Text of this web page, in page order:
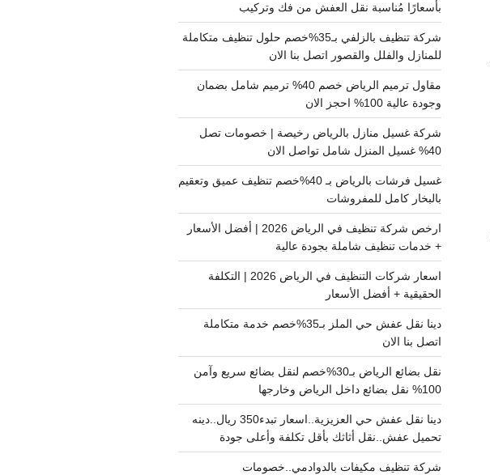
بأسعارًا مُناسبة نقل العفش من فك وتركيب
شركة تنظيف بالزلفي بـ35%خصم حلول تنظيف متكاملة
للمنازل والفلل والقصور اتصل بنا الان
مقاول ترميم الرياض خصم 40% ترميم شامل بضمان
وجودة عالية 100% احجز الان
شركة غسيل منازل بالرياض رخيصة | خصومات تصل
40% غسيل المنزل شامل تواصل الان
غسيل فرشات بالرياض بـ 40%خصم تنظيف عميق وتعقيم
بالبخار كامل للمفروشات
ارخص شركة تنظيف في الرياض 2026 | أفضل الأسعار
+ خدمات تنظيف شاملة بجودة عالية
اسعار شركات التنظيف في الرياض 2026 | التكلفة
الحقيقية + أفضل الأسعار
دينا نقل عفش حي الملز بـ35%خصم خدمة متكاملة
اتصل بنا الان
نقل بضائع الرياض بـ30%خصم لنقل بضائع سريع وآمن
100% نقل بضائع داخل الرياض وخارجها
دينا نقل عفش حي العزيزية..اسعار تبدء350 ريال..دينه
تحميل عفش..نقل أثاثك بأقل تكلفة وأعلى جودة
شركة تنظيف مكيفات بالدوادمي..خصومات